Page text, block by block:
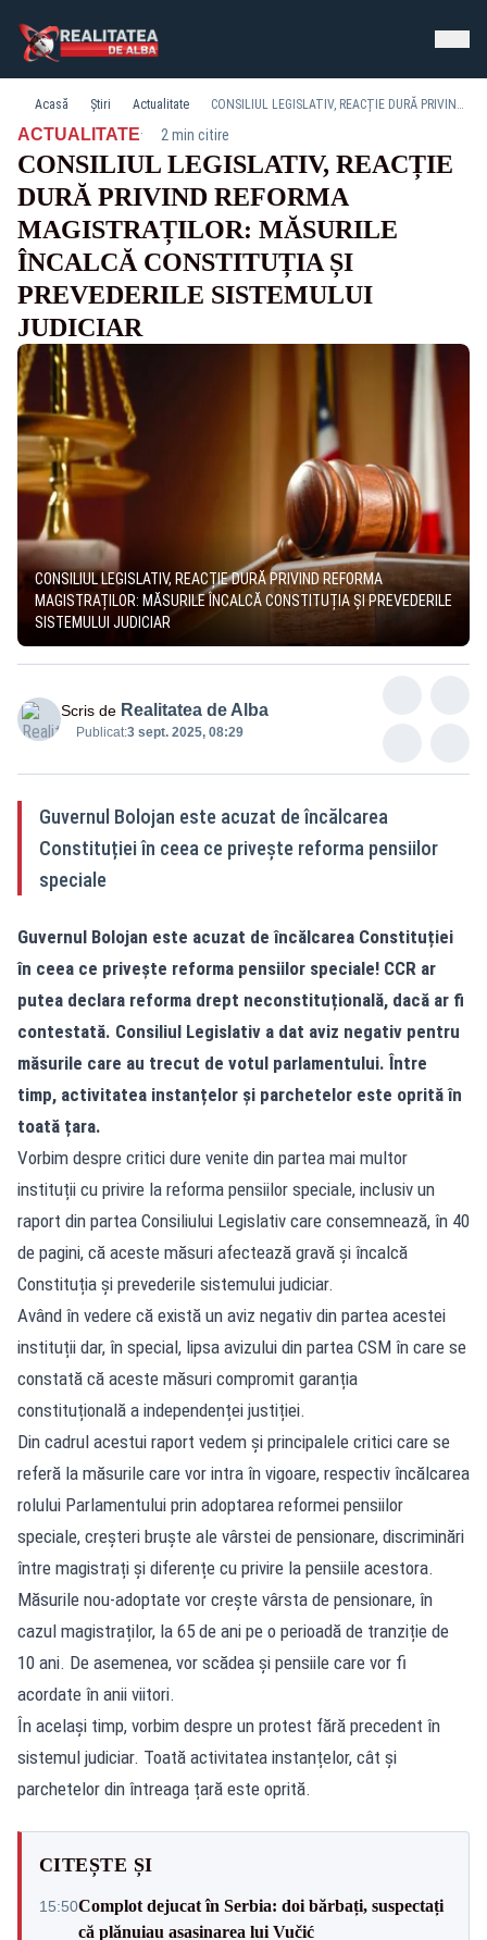
Acasă Știri Actualitate CONSILIUL LEGISLATIV, REACȚIE DURĂ PRIVIND REFORMA MAGISTRAȚILOR: MĂSURILE ÎNCALCĂ CONSTITUȚIA ȘI PREVEDERILE SISTEMULUI JUDICIAR
ACTUALITATE· 2 min citire
CONSILIUL LEGISLATIV, REACȚIE
DURĂ PRIVIND REFORMA
MAGISTRAȚILOR: MĂSURILE
ÎNCALCĂ CONSTITUȚIA ȘI
PREVEDERILE SISTEMULUI
JUDICIAR
CONSILIUL LEGISLATIV, REACȚIE DURĂ PRIVIND REFORMA
MAGISTRAȚILOR: MĂSURILE ÎNCALCĂ CONSTITUȚIA ȘI PREVEDERILE
SISTEMULUI JUDICIAR
Scris de Realitatea de Alba
Publicat:3 sept. 2025, 08:29
Guvernul Bolojan este acuzat de încălcarea
Constituției în ceea ce privește reforma pensiilor
speciale
Guvernul Bolojan este acuzat de încălcarea Constituției
în ceea ce privește reforma pensiilor speciale! CCR ar
putea declara reforma drept neconstituțională, dacă ar fi
contestată. Consiliul Legislativ a dat aviz negativ pentru
măsurile care au trecut de votul parlamentului. Între
timp, activitatea instanțelor și parchetelor este oprită în
toată țara.
Vorbim despre critici dure venite din partea mai multor
instituții cu privire la reforma pensiilor speciale, inclusiv un
raport din partea Consiliului Legislativ care consemnează, în 40
de pagini, că aceste măsuri afectează gravă și încalcă
Constituția și prevederile sistemului judiciar.
Având în vedere că există un aviz negativ din partea acestei
instituții dar, în special, lipsa avizului din partea CSM în care se
constată că aceste măsuri compromit garanția
constituțională a independenței justiției.
Din cadrul acestui raport vedem și principalele critici care se
referă la măsurile care vor intra în vigoare, respectiv încălcarea
rolului Parlamentului prin adoptarea reformei pensiilor
speciale, creșteri bruște ale vârstei de pensionare, discriminări
între magistrați și diferențe cu privire la pensiile acestora.
Măsurile nou-adoptate vor crește vârsta de pensionare, în
cazul magistraților, la 65 de ani pe o perioadă de tranziție de
10 ani. De asemenea, vor scădea și pensiile care vor fi
acordate în anii viitori.
În același timp, vorbim despre un protest fără precedent în
sistemul judiciar. Toată activitatea instanțelor, cât și
parchetelor din întreaga țară este oprită.
CITEȘTE ȘI
15:50Complot dejucat în Serbia: doi bărbați, suspectați
că plănuiau asasinarea lui Vučić